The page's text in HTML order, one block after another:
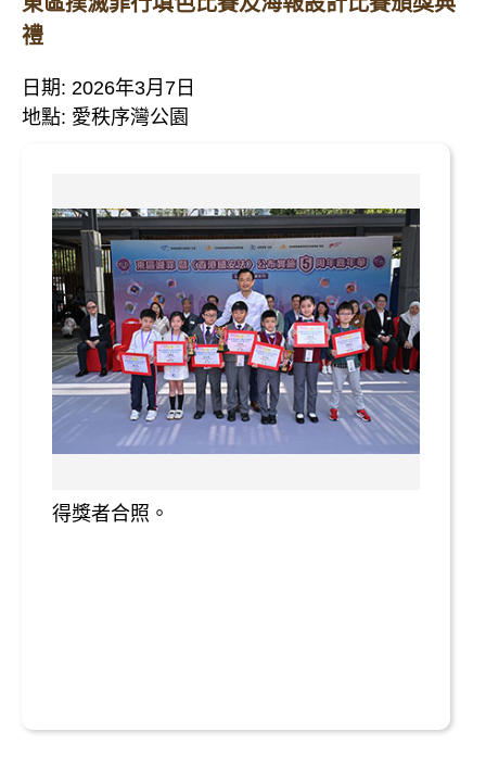
禮
日期: 2026年3月7日
地點: 愛秩序灣公園
得獎者合照。